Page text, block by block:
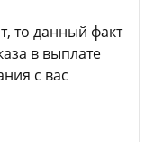
то данный факт
в выплате
с вас